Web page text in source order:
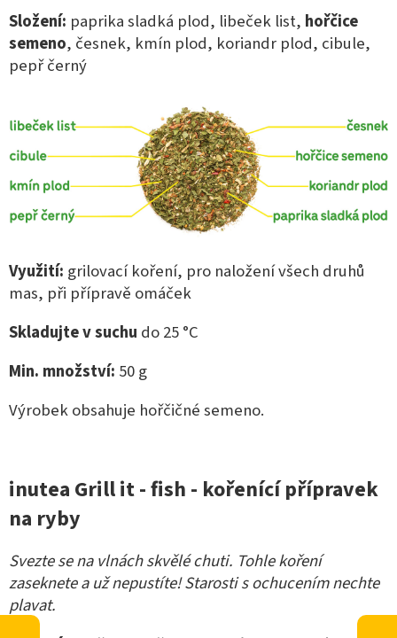
Složení: paprika sladká plod, libeček list, hořčice
semeno, česnek, kmín plod, koriandr plod, cibule,
pepř černý
Využití: grilovací koření, pro naložení všech druhů
mas, při přípravě omáček
Skladujte v suchu do 25 °C
Min. množství: 50g
Výrobek obsahuje hořčičné semeno.
inutea Grill it - fish - kořenící přípravek
na ryby
Svezte se na vlnách skvělé chuti. Tohle koření
zaseknete a už nepustíte! Starosti s ochucením nechte
plavat.